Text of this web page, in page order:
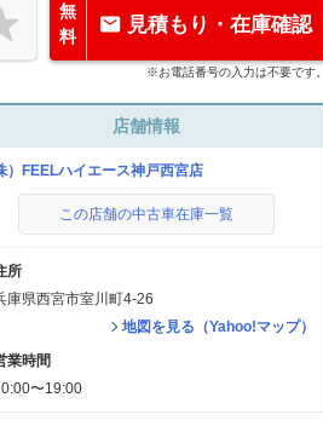
無
料
見積もり・在庫確認
※お電話番号の入力は不要です。
店舗情報
）FEELハイエース神戸西宮店
この店舗の中古車在庫一覧
所
庫県西宮市室川町4-26
地図を見る（Yahoo!マップ）
業時間
〜19:00